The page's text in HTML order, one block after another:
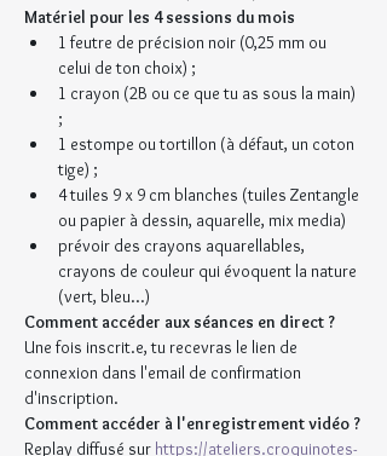
Matériel pour les 4 sessions du mois
1 feutre de précision noir (0,25 mm ou
celui de ton choix) ;
1 crayon (2B ou ce que tu as sous la main)
;
1 estompe ou tortillon (à défaut, un coton
tige) ;
4 tuiles 9 x 9 cm blanches (tuiles Zentangle
ou papier à dessin, aquarelle, mix media)
prévoir des crayons aquarellables,
crayons de couleur qui évoquent la nature
(vert, bleu...)
Comment accéder aux séances en direct ?
Une fois inscrit.e, tu recevras le lien de
connexion dans l'email de confirmation
d'inscription.
Comment accéder à l'enregistrement vidéo ?
Replay diffusé sur https://ateliers.croquinotes-